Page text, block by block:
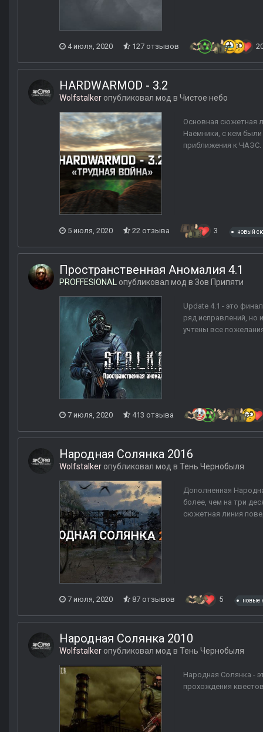
4 июля, 2020 127 отзывов
HARDWARMOD - 3.2
Wolfstalker опубликовал мод в Чистое небо
Основная сюжетная
Наёмники, с кем
приближения к ЧАЭС.
5 июля, 2020 22 отзыва 3 новый
Пространственная Аномалия 4.1
PROFFESIONAL опубликовал мод в Зов Припяти
Update 4.1 - это
ряд исправлений, но
учтены все
7 июля, 2020 413 отзыва
Народная Солянка 2016
Wolfstalker опубликовал мод в Тень Чернобыля
Дополненная
более, чем на три
сюжетная линия
7 июля, 2020 87 отзывов 5 новые
Народная Солянка 2010
Wolfstalker опубликовал мод в Тень Чернобыля
Народная Солянка -
прохождения